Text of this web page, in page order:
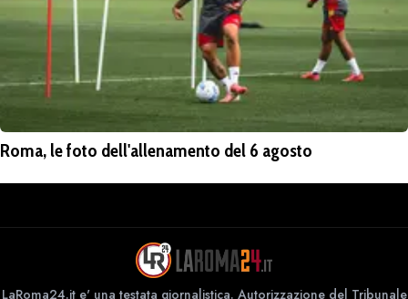
Roma, le foto dell'allenamento del 6 agosto
LaRoma24.it e' una testata giornalistica. Autorizzazione del Tribunale